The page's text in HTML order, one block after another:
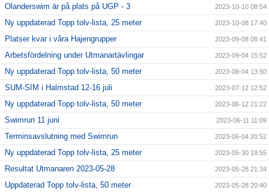
Olanderswim är på plats på UGP - 3 2023-10-10 08:54
Ny uppdaterad Topp tolv-lista, 25 meter 2023-10-08 17:40
Platser kvar i våra Hajengrupper 2023-09-08 08:41
Arbetsfördelning under Utmanartävlingar 2023-09-04 15:52
Ny uppdaterad Topp tolv-lista, 50 meter 2023-08-04 13:50
SUM-SIM i Halmstad 12-16 juli 2023-07-12 12:52
Ny uppdaterad Topp tolv-lista, 50 meter 2023-06-12 21:22
Swimrun 11 juni 2023-06-11 11:09
Terminsavslutning med Swimrun 2023-06-04 20:52
Ny uppdaterad Topp tolv-lista, 25 meter 2023-05-30 19:55
Resultat Utmanaren 2023-05-28 2023-05-28 21:34
Uppdaterad Topp tolv-lista, 50 meter 2023-05-28 20:40